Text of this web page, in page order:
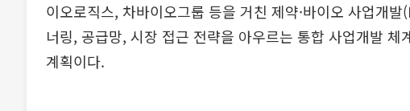
이오로직스, 차바이오그룹 등을 거친 제약·바이오 사업개
너링, 공급망, 시장 접근 전략을 아우르는 통합 사업개발 체
계획이다.